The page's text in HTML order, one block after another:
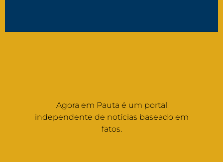
Agora em Pauta é um portal
independente de notícias baseado em
fatos.